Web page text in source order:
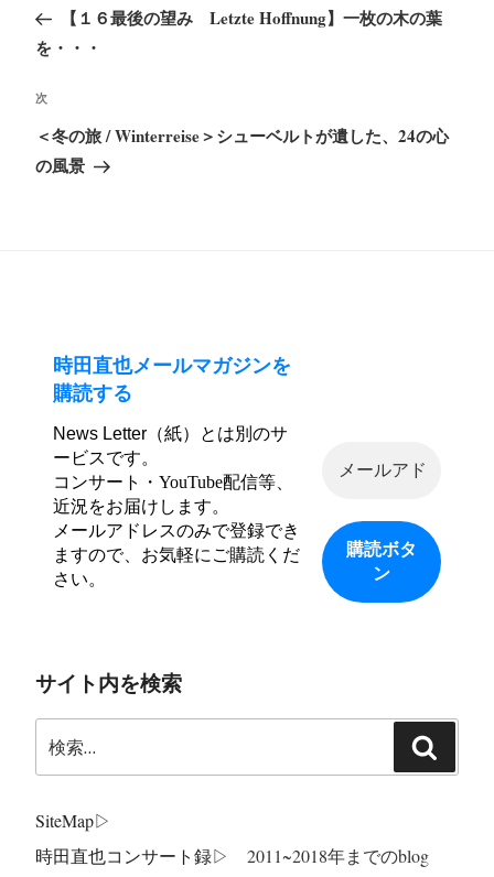
ナ
ビ
ゲ
ー
シ
ョ
の
投
【１６最後の望み Letzte Hoffnung】一枚の木の葉
を・・・
次
の
投
次
＜冬の旅 / Winterreise＞シューベルトが遺した、24の心
の風景
時田直也メールマガジンを
購読する
News Letter（紙）とは別のサ
ービスです。
コンサート・YouTube配信等、
近況をお届けします。
メールアドレスのみで登録でき
ますので、お気軽にご購読くだ
さい。
サイト内を検索
索:
索
SiteMap▷
時田直也コンサート録▷ 2011~2018年までのblog